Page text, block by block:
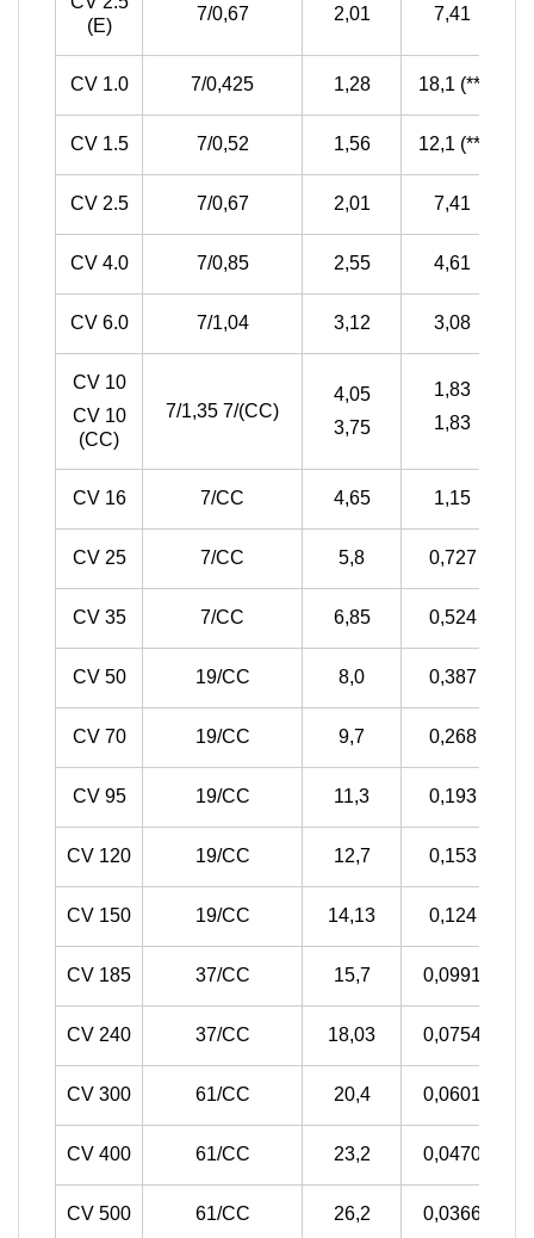
(E)
7/0,67 2,01 7,41
CV 1.0 7/0,425 1,28 18,1 (**)
CV 1.5 7/0,52 1,56 12,1 (**)
CV 2.5 7/0,67 2,01 7,41
CV 4.0 7/0,85 2,55 4,61
CV 6.0 7/1,04 3,12 3,08
CV 10
CV 10
(CC)
7/1,35 7/(CC)
4,05
3,75
1,83
1,83
CV 16 7/CC 4,65 1,15
CV 25 7/CC 5,8 0,727
CV 35 7/CC 6,85 0,524
CV 50 19/CC 8,0 0,387
CV 70 19/CC 9,7 0,268
CV 95 19/CC 11,3 0,193
CV 120 19/CC 12,7 0,153
CV 150 19/CC 14,13 0,124
CV 185 37/CC 15,7 0,0991
CV 240 37/CC 18,03 0,0754
CV 300 61/CC 20,4 0,0601
CV 400 61/CC 23,2 0,0470
CV 500 61/CC 26,2 0,0366